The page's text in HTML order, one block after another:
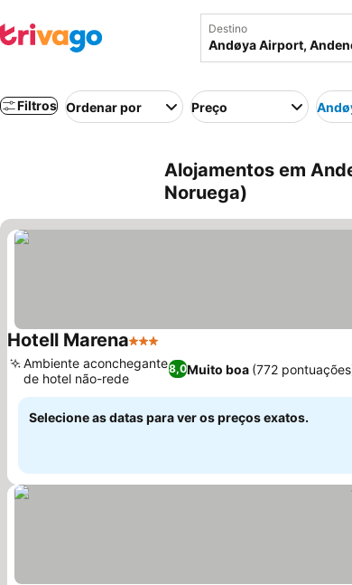
Destino
Filtros Ordenar por Preço
Alojamentos em
Noruega)
Hotell Marena3 Estrelas
8,0Muito boa (772
Ambiente aconchegante
de hotel não-rede
Selecione as datas para ver os preços exatos.